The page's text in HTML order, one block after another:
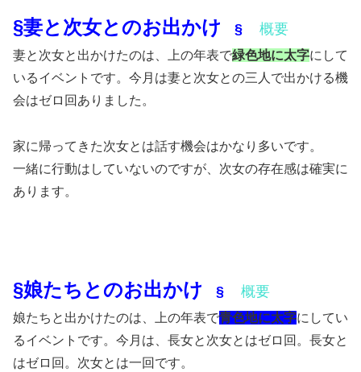
§妻と次女とのお出かけ § 概要
妻と次女と出かけたのは、上の年表で緑色地に太字にして
いるイベントです。今月は妻と次女との三人で出かける機
会はゼロ回ありました。
家に帰ってきた次女とは話す機会はかなり多いです。
一緒に行動はしていないのですが、次女の存在感は確実に
あります。
§娘たちとのお出かけ § 概要
娘たちと出かけたのは、上の年表で青色地に太字にしてい
るイベントです。今月は、長女と次女とはゼロ回。長女と
はゼロ回。次女とは一回です。